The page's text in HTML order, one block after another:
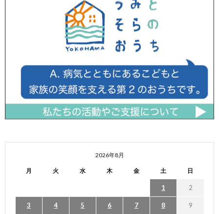
2026年8月
月 火 水 木 金 土 日
1 2
3 4 5 6 7 8 9